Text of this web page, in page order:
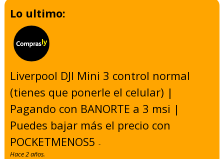
Lo ultimo:
Liverpool DJI Mini 3 control normal
(tienes que ponerle el celular) |
Pagando con BANORTE a 3 msi |
Puedes bajar más el precio con
POCKETMENOS5-
Hace 2 años.